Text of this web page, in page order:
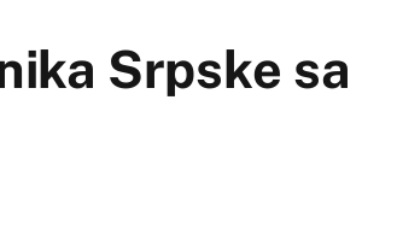
Srpske sa